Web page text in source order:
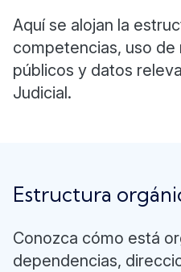
Aquí se alojan la
competencias, uso
públicos y datos
Judicial.
Estructura
Conozca cómo está
dependencias,